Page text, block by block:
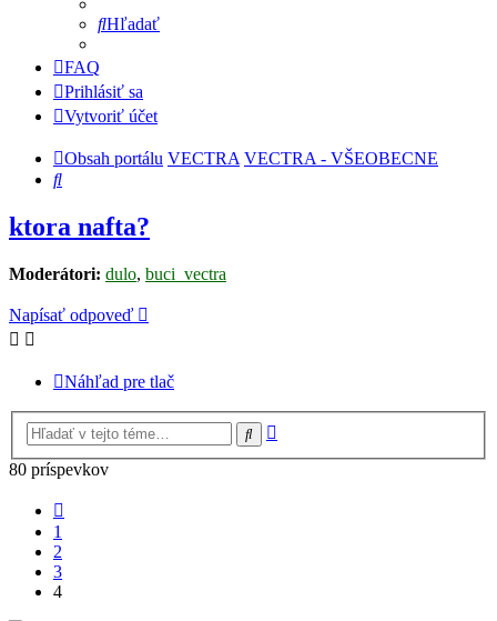
Hľadať
FAQ
Prihlásiť sa
Vytvoriť účet
Obsah portálu VECTRA VECTRA - VŠEOBECNE
Hľadať
ktora nafta?
Moderátori: dulo, buci_vectra
Napísať odpoveď
Náhľad pre tlač
Hľadať
80 príspevkov
1
2
3
4